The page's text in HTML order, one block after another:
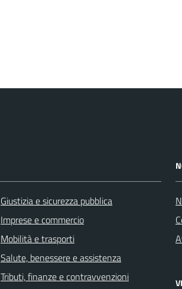
Giustizia e sicurezza pubblica
Imprese e commercio
Mobilità e trasporti
Salute, benessere e assistenza
Tributi, finanze e contravvenzioni